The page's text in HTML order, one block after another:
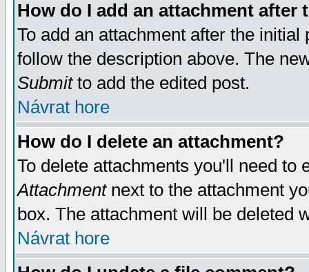
How do I add an attachment after
To add an attachment after the
follow the description above. The
Submitto add the edited post.
Návrat hore
How do I delete an attachment?
To delete attachments you'll need
Attachmentnext to the attachment
box. The attachment will be deleted
Návrat hore